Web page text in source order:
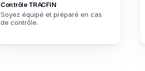
Contrôle TRACFIN
Soyez équipé et préparé en cas
de contrôle.